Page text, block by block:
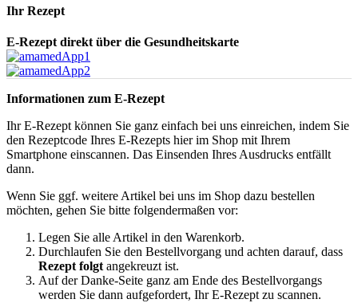
Ihr Rezept
E-Rezept direkt über die Gesundheitskarte
Informationen zum E-Rezept
Ihr E-Rezept können Sie ganz einfach bei uns einreichen, indem Sie
den Rezeptcode Ihres E-Rezepts hier im Shop mit Ihrem
Smartphone einscannen. Das Einsenden Ihres Ausdrucks entfällt
dann.
Wenn Sie ggf. weitere Artikel bei uns im Shop dazu bestellen
möchten, gehen Sie bitte folgendermaßen vor:
Legen Sie alle Artikel in den Warenkorb.
Durchlaufen Sie den Bestellvorgang und achten darauf, dass
Rezept folgt angekreuzt ist.
Auf der Danke-Seite ganz am Ende des Bestellvorgangs
werden Sie dann aufgefordert, Ihr E-Rezept zu scannen.